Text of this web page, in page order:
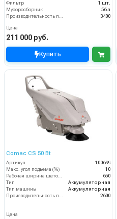
Фильтр
1 шт.
Мусоросборник
56 л
Производительность по площади (м2/ч)
3400
Цена
211 000 руб.
Купить
Comac CS 50 Bt
Артикул
100699
Макс. угол подъема (%)
10
650
Тип
Аккумуляторная
Тип машины
Аккумуляторная
2600
Цена